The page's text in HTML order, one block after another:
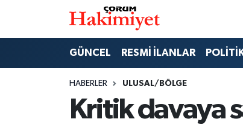
GÜNCEL RESMİ İLANLAR
HABERLER ULUSAL/BÖLGE
Kritik davaya
Nöbetçi Eczaneler
Çorum Namaz Vakitleri